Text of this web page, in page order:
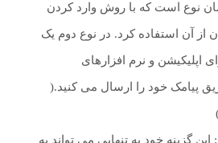
نوع است که با روش وارد کردن
از آن استفاده کرد. در نوع دوم یک
اپلیکیشن و نرم افزارهای
پیامک خود را ارسال می کنید.(
این گزینه خود به تنهایی می تواند به